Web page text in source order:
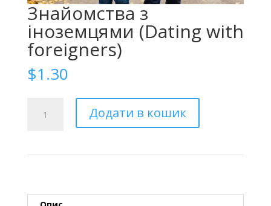
Знайомства з
іноземцями (Dating with
foreigners)
$1.30
Додати в кошик